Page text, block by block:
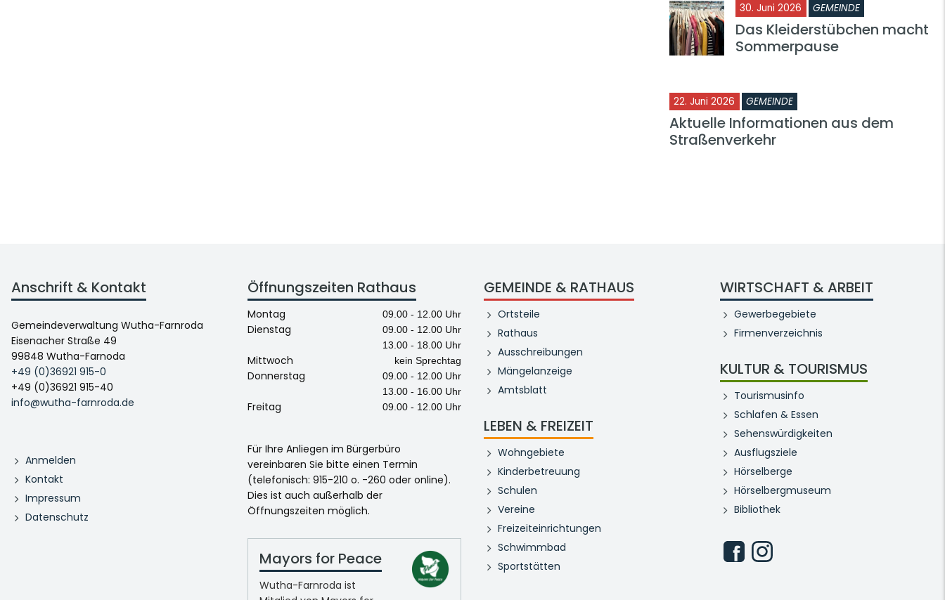
30. Juni 2026 GEMEINDE
Das Kleiderstübchen macht
Sommerpause
22. Juni 2026 GEMEINDE
Aktuelle Informationen aus dem
Straßenverkehr
Anschrift & Kontakt
Gemeindeverwaltung Wutha-Farnroda
Eisenacher Straße 49
99848 Wutha-Farnoda
+49 (0)36921 915-0
+49 (0)36921 915-40
info@wutha-farnroda.de
Anmelden
Kontakt
Impressum
Datenschutz
Öffnungszeiten Rathaus
Montag 09.00 - 12.00 Uhr
Dienstag
09.00 - 12.00 Uhr
13.00 - 18.00 Uhr
Mittwoch kein Sprechtag
Donnerstag
09.00 - 12.00 Uhr
13.00 - 16.00 Uhr
Freitag 09.00 - 12.00 Uhr
Für Ihre Anliegen im Bürgerbüro
vereinbaren Sie bitte einen Termin
(telefonisch: 915-210 o. -260 oder online).
Dies ist auch außerhalb der
Öffnungszeiten möglich.
Mayors for Peace
Wutha-Farnroda ist
GEMEINDE & RATHAUS
Ortsteile
Rathaus
Ausschreibungen
Mängelanzeige
Amtsblatt
LEBEN & FREIZEIT
Wohngebiete
Kinderbetreuung
Schulen
Vereine
Freizeiteinrichtungen
Schwimmbad
Sportstätten
WIRTSCHAFT & ARBEIT
Gewerbegebiete
Firmenverzeichnis
KULTUR & TOURISMUS
Tourismusinfo
Schlafen & Essen
Sehenswürdigkeiten
Ausflugsziele
Hörselberge
Hörselbergmuseum
Bibliothek